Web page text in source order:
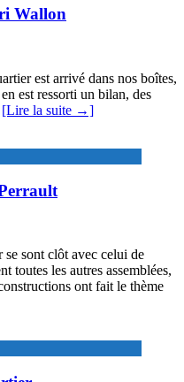
Wallon
est arrivé dans nos boîtes,
est ressorti un bilan, des
[Lire la suite →]
se sont clôt avec celui de
toutes les autres assemblées,
ont fait le thème